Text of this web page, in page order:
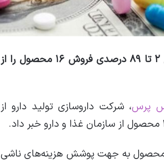
شرکت دارویی حاضر در فرابورس مجوز گرانی نرخ ۲ تا ۸۹ درصدی فروش ۱۶ محصول را از
پرس، شرکت داروسازی تولید دارو از
این اساس «دتولید» اعلام کرد: «نرخ فروش ۱۶ محصول به جهت پوشش هزینه‌های ناشی